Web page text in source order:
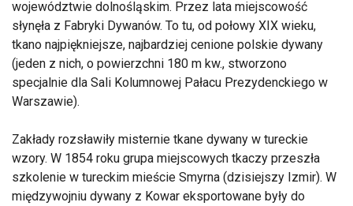
województwie dolnośląskim. Przez lata miejscowość
słynęła z Fabryki Dywanów. To tu, od połowy XIX wieku,
tkano najpiękniejsze, najbardziej cenione polskie dywany
(jeden z nich, o powierzchni 180 m kw., stworzono
specjalnie dla Sali Kolumnowej Pałacu Prezydenckiego w
Warszawie).
Zakłady rozsławiły misternie tkane dywany w tureckie
wzory. W 1854 roku grupa miejscowych tkaczy przeszła
szkolenie w tureckim mieście Smyrna (dzisiejszy Izmir). W
międzywojniu dywany z Kowar eksportowane były do